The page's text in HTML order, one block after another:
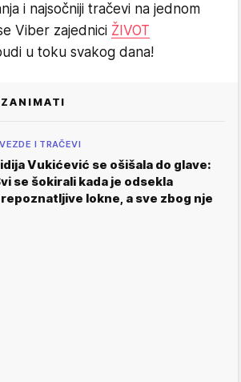
i najsočniji tračevi na jednom
Viber zajednici ŽIVOT
u toku svakog dana!
I TRAČEVI
Vukićević se ošišala do glave:
se šokirali kada je odsekla
lokne, a sve zbog nje